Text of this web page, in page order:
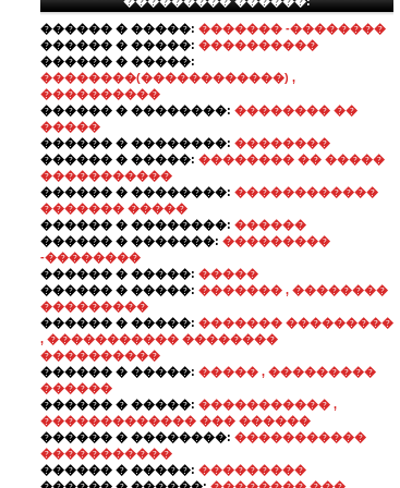
������ � �����: ������� -��������
������ � �����: ����������
������ � �����:
��������(������������) ,
����������
������ � ��������: �������� ��
�����
������ � ��������: ��������
������ � �����: �������� �� �����
�����������
������ � ��������: ������������
������� �����
������ � ��������: ������
������ � �������: ���������
-��������
������ � �����: �����
������ � �����: ������� , ��������
���������
������ � �����: ������� ���������
, ����������� ��������
����������
������ � �����: ����� , ���������
������
������ � �����: ����������� ,
������������� ��� ������
������ � ��������: �����������
�����������
������ � �����: ���������